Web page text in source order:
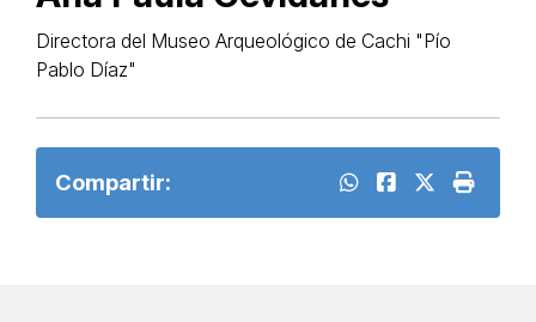
Directora del Museo Arqueológico de Cachi "Pío
Pablo Díaz"
Compartir: